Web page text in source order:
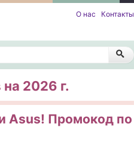
О нас Контакты
2026 г.
Asus! Промокод по